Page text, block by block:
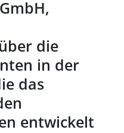
die
in der
das
entwickelt